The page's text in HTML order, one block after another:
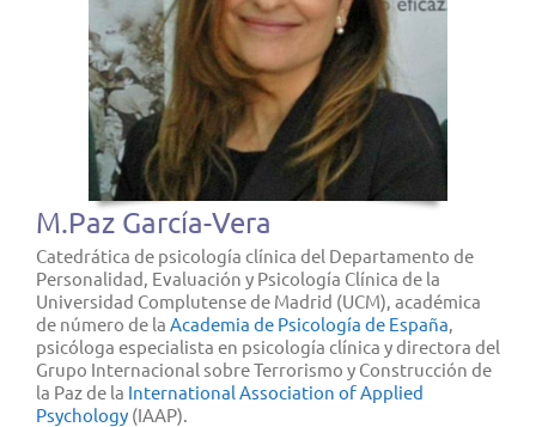
M.Paz García-Vera
Catedrática de psicología clínica del Departamento de
Personalidad, Evaluación y Psicología Clínica de la
Universidad Complutense de Madrid (UCM), académica
de número de la Academia de Psicología de España
psicóloga especialista en psicología clínica y directora del
Grupo Internacional sobre Terrorismo y Construcción de
la Paz de la International Association of Applied
Psychology (IAAP).